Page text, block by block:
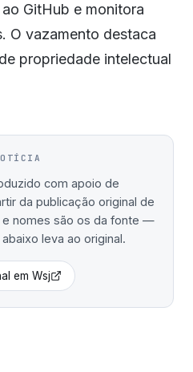
GitHub e monitora
O vazamento destaca
propriedade intelectual
com apoio de
da publicação original de
e nomes são os da fonte —
leva ao original.
em Wsj